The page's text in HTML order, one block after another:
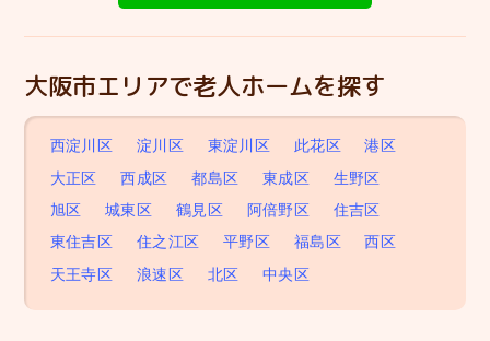
大阪市エリアで老人ホームを探す
西淀川区 淀川区 東淀川区 此花区
港区
大正区
西成区 都島区 東成区
生野区
旭区
城東区 鶴見区 阿倍野区
住吉区
東住吉区
住之江区 平野区 福島区
西区
天王寺区
浪速区 北区 中央区